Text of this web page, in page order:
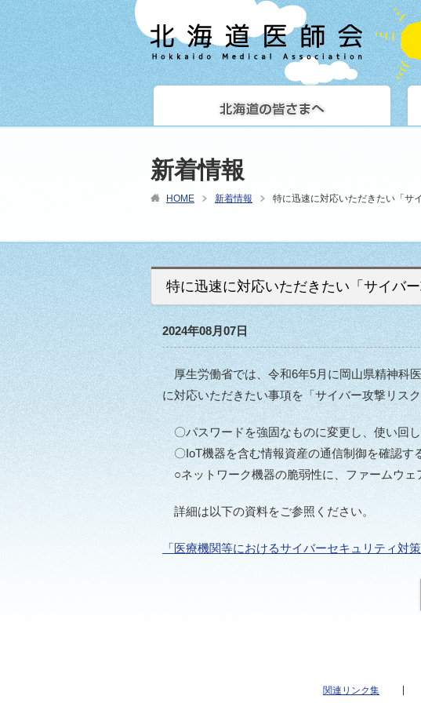
新着情報
HOME 新着情報 特に迅速に対応いただきたい「サ
特に迅速に対応いただきたい「サイバ
2024年08月07日
厚生労働省では、令和6年5月に岡山県精神科
に対応いただきたい事項を「サイバー攻撃リス
〇パスワードを強固なものに変更し、使い回し
〇IoT機器を含む情報資産の通信制御を確認す
○ネットワーク機器の脆弱性に、ファームウェ
詳細は以下の資料をご参照ください。
「医療機関等におけるサイバーセキュリティ対
関連リンク集